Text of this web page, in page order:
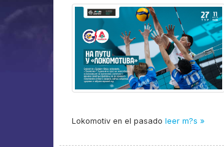
Lokomotiv en el pasado leer m?s »